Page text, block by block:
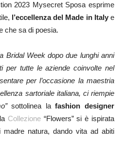
2023 Mysecret Sposa esprime
l’eccellenza del Made in Italye
che sa di poesia.
Bridal Week dopo due lunghi anni
per tutte le aziende coinvolte nel
per l’occasione la maestria
sartoriale italiana, ci riempie
sottolinea lafashion designer
Collezione“Flowers” si è ispirata
natura, dando vita ad abiti